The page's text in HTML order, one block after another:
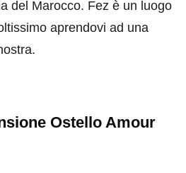
del Marocco. Fez è un luogo
aprendovi ad una
Ostello Amour